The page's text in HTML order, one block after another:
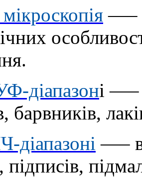
—–
діапазоні —
барвників,
діапазоні —–
підписів,